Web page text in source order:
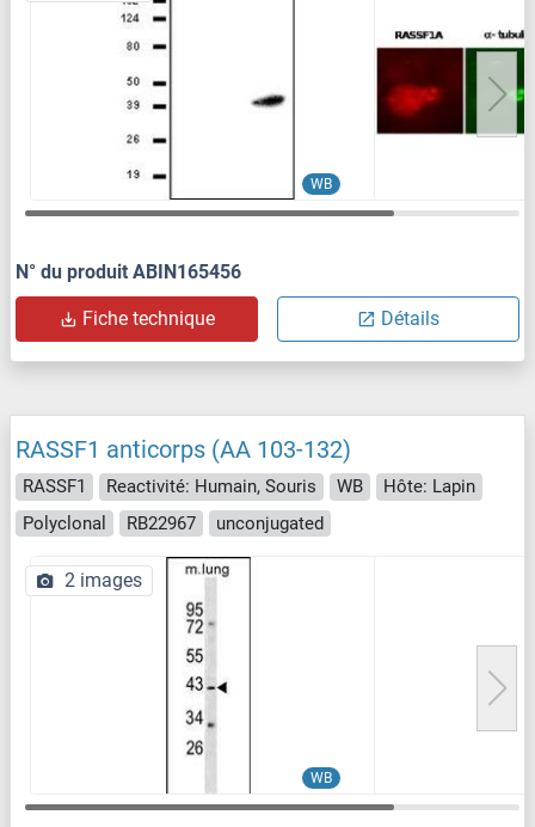
WB
N° du produit ABIN165456
Fiche technique Détails
RASSF1 anticorps (AA 103-132)
RASSF1 Reactivité: Humain, Souris WB
Hôte: Lapin
Polyclonal
RB22967 unconjugated
WB
2 images